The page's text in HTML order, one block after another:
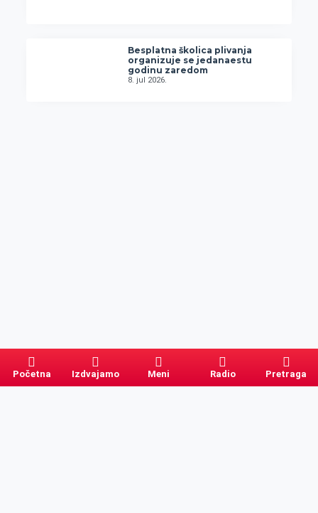
Besplatna školica plivanja
organizuje se jedanaestu
godinu zaredom
8. jul 2026.
Početna Izdvajamo Meni Radio Pretraga